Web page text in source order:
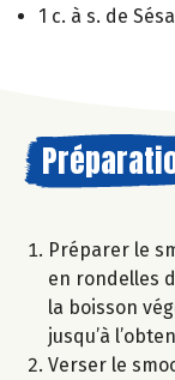
1 c. à s. de
Préparer le
en rondelles
la boisson
jusqu’à
Verser le